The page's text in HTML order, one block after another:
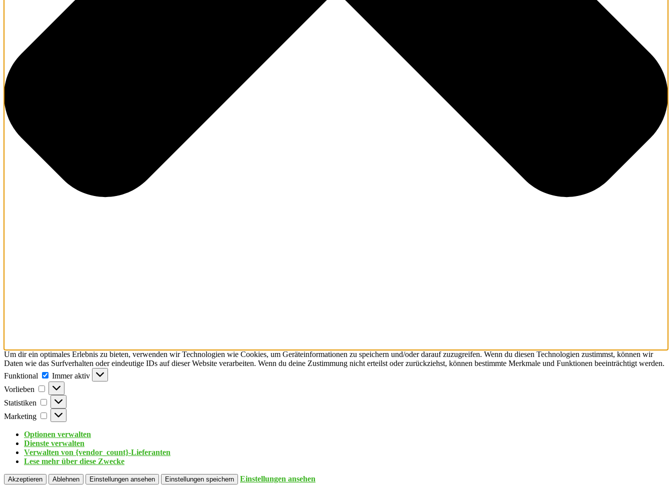
Um dir ein optimales Erlebnis zu bieten, verwenden wir Technologien wie Cookies, um Geräteinformationen zu speichern und/oder darauf zuzugreifen. Wenn du diesen Technologien zustimmst, können wir
Daten wie das Surfverhalten oder eindeutige IDs auf dieser Website verarbeiten. Wenn du deine Zustimmung nicht erteilst oder zurückziehst, können bestimmte Merkmale und Funktionen beeinträchtigt werden.
Funktional
Immer aktiv
Vorlieben
Statistiken
Marketing
Optionen verwalten
Dienste verwalten
Verwalten von {vendor_count}-Lieferanten
Lese mehr über diese Zwecke
Akzeptieren Ablehnen Einstellungen ansehen Einstellungen speichern Einstellungen ansehen